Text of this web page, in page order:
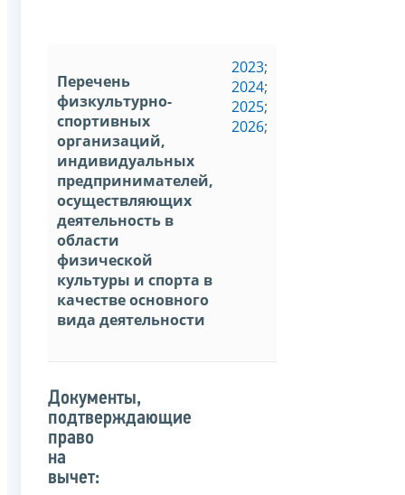
Перечень
физкультурно-
спортивных
организаций,
индивидуальных
предпринимателей,
осуществляющих
деятельность в
области
физической
культуры и спорта в
качестве основного
вида деятельности
2023;
2024;
2025;
2026;
Документы,
подтверждающие
право
на
вычет: